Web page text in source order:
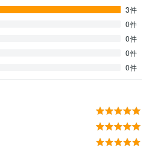
3件
0件
0件
0件
0件